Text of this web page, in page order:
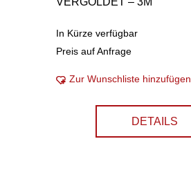
In Kürze verfügbar
Preis auf Anfrage
Zur Wunschliste hinzufügen
DETAILS